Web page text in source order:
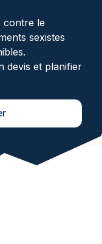
contre le
sexistes
devis et planifier